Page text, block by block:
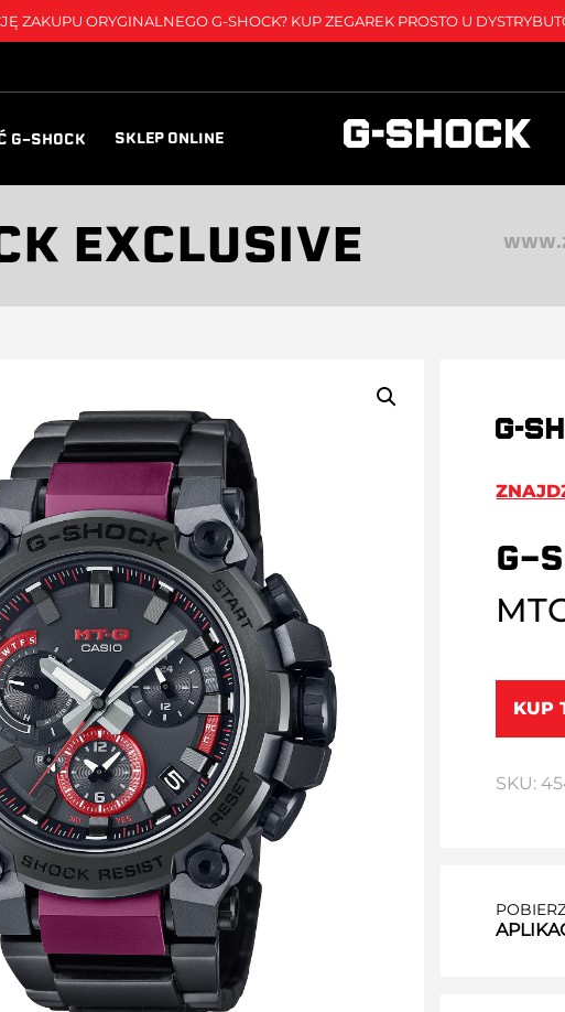
ZAKUPU ORYGINALNEGO G-SHOCK? KUP ZEGAREK PROSTO U
G-SHOCK SKLEP ONLINE
EXCLUSIVE
G-
KUP
SKU: